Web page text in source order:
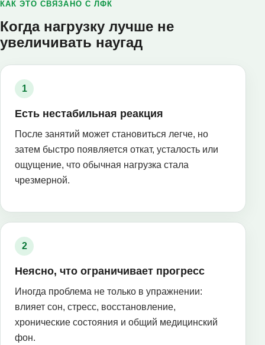
КАК ЭТО СВЯЗАНО С ЛФК
Когда нагрузку лучше не
увеличивать наугад
Есть нестабильная реакция
После занятий может становиться легче, но
затем быстро появляется откат, усталость или
ощущение, что обычная нагрузка стала
чрезмерной.
Неясно, что ограничивает прогресс
Иногда проблема не только в упражнении:
влияет сон, стресс, восстановление,
хронические состояния и общий медицинский
фон.